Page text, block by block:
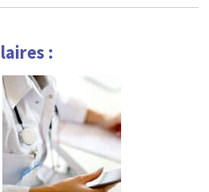
: